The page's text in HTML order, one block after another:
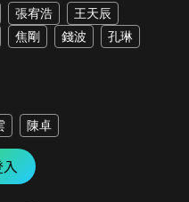
張宥浩
王天辰
焦剛 錢波
孔琳
陳卓